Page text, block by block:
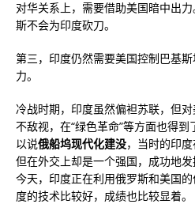
对华关系上，需要借助美国暗中出
斯不会为印度砍刀。
第三，印度仍然需要美国控制巴基
力。
冷战时期，印度虽然偏袒苏联，但
不敌视，在“绿色革命”等方面也得
以说俄船坞现代化建没，当时的印
但在外交上却是一个强国，成功地发
今天，印度正在利用俄罗斯和美国
度的技术比较好，成绩也比较显着。